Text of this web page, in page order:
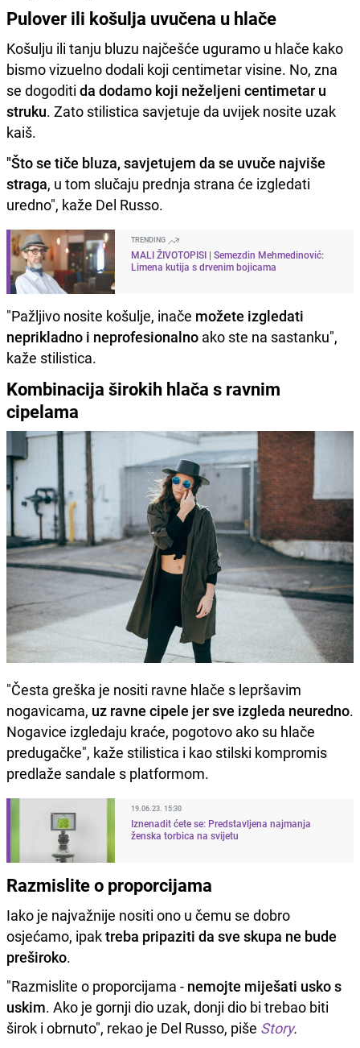
Pulover ili košulja uvučena u hlače
Košulju ili tanju bluzu najčešće uguramo u hlače kako
bismo vizuelno dodali koji centimetar visine. No, zna
se dogoditi da dodamo koji neželjeni centimetar u
struku. Zato stilistica savjetuje da uvijek nosite uzak
kaiš.
"Što se tiče bluza, savjetujem da se uvuče najviše
straga, u tom slučaju prednja strana će izgledati
uredno", kaže Del Russo.
TRENDING
MALI ŽIVOTOPISI | Semezdin Mehmedinović:
Limena kutija s drvenim bojicama
"Pažljivo nosite košulje, inače možete izgledati
neprikladno i neprofesionalno ako ste na sastanku",
kaže stilistica.
Kombinacija širokih hlača s ravnim
cipelama
"Česta greška je nositi ravne hlače s lepršavim
nogavicama, uz ravne cipele jer sve izgleda neuredno.
Nogavice izgledaju kraće, pogotovo ako su hlače
predugačke", kaže stilistica i kao stilski kompromis
predlaže sandale s platformom.
19.06.23. 15:30
Iznenadit ćete se: Predstavljena najmanja
ženska torbica na svijetu
Razmislite o proporcijama
Iako je najvažnije nositi ono u čemu se dobro
osjećamo, ipaktreba pripaziti da sve skupa ne bude
preširoko.
"Razmislite o proporcijama - nemojte miješati usko s
uskim. Ako je gornji dio uzak, donji dio bi trebao biti
širok i obrnuto", rekao je Del Russo, piše Story.